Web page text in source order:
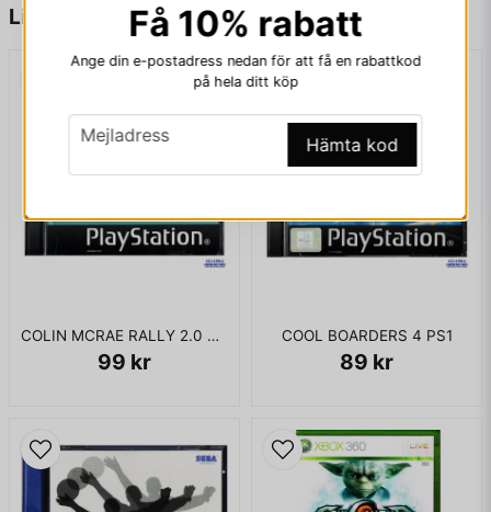
Liknande produkter
COLIN MCRAE RALLY 2.0 PS1
99 kr
COOL BOARDERS 4 PS1
89 kr
Spelet är nytt och inplastatFå 10% rabatt
Ange din e-postadress nedan för att få en rabattkod
på hela ditt köp
email
Mejladress Hämta kod